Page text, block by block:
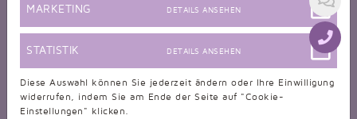
MARKETING DETAILS ANSEHEN
STATISTIK DETAILS ANSEHEN
Diese Auswahl können Sie jederzeit ändern oder Ihre Einwilligung
widerrufen, indem Sie am Ende der Seite auf "Cookie-
Einstellungen" klicken.